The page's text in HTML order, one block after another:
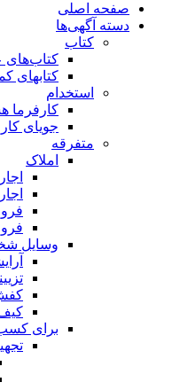
صفحه اصلی
دسته آگهی‌ها
کتاب
کتاب‌های
کتابهای
استخدام
کارفرما
جویای
متفرقه
املاک
وسایل
برای